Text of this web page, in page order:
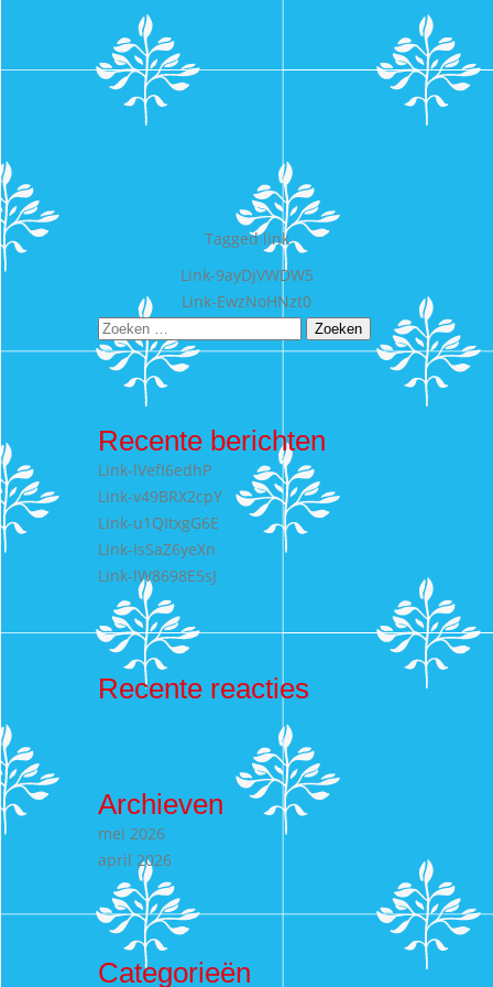
Taggedlink
Bericht
navigatie
Link-9ayDjVWDW5
Link-EwzNoHNzt0
Zoeken
naar:
Recente berichten
Link-lVefI6edhP
Link-v49BRX2cpY
Link-u1QItxgG6E
Link-IsSaZ6yeXn
Link-lW8698E5sJ
Recente reacties
Archieven
mei 2026
april 2026
Categorieën